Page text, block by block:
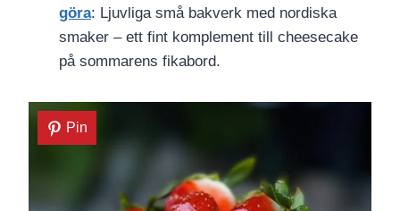
göra: Ljuvliga små bakverk med nordiska
smaker – ett fint komplement till cheesecake
på sommarens fikabord.
Pin